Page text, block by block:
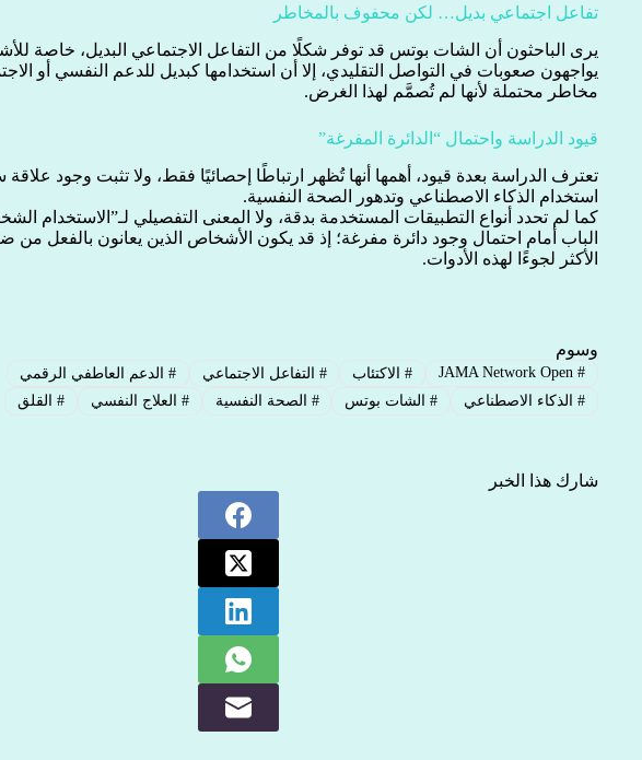
تفاعل اجتماعي بديل… لكن محفوف بالمخاطر
يرى الباحثون أن الشات بوتس قد توفر شكلًا من التفاعل الاجتماعي البديل، خاصة
يواجهون صعوبات في التواصل التقليدي، إلا أن استخدامها كبديل للدعم النفسي أو
مخاطر محتملة لأنها لم تُصمَّم لهذا الغرض.
قيود الدراسة واحتمال “الدائرة المفرغة”
تعترف الدراسة بعدة قيود، أهمها أنها تُظهر ارتباطًا إحصائيًا فقط، ولا تثبت وجود
استخدام الذكاء الاصطناعي وتدهور الصحة النفسية.
كما لم تحدد أنواع التطبيقات المستخدمة بدقة، ولا المعنى التفصيلي لـ”الاستخدام
الباب أمام احتمال وجود دائرة مفرغة؛ إذ قد يكون الأشخاص الذين يعانون بالفعل
الأكثر لجوءًا لهذه الأدوات.
وسوم
#
JAMA Network Open
#الاكتئاب # التفاعل الاجتماعي # الدعم العاطفي الرقمي
#الذكاء الاصطناعي #الشات بوتس # الصحة النفسية # العلاج النفسي # القلق
شارك هذا الخبر